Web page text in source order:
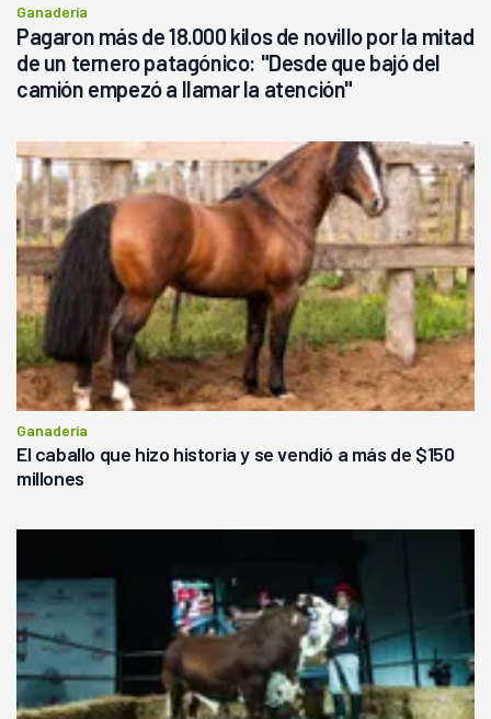
Ganadería
Pagaron más de 18.000 kilos de novillo por la mitad
de un ternero patagónico: "Desde que bajó del
camión empezó a llamar la atención"
Ganadería
El caballo que hizo historia y se vendió a más de $150
millones